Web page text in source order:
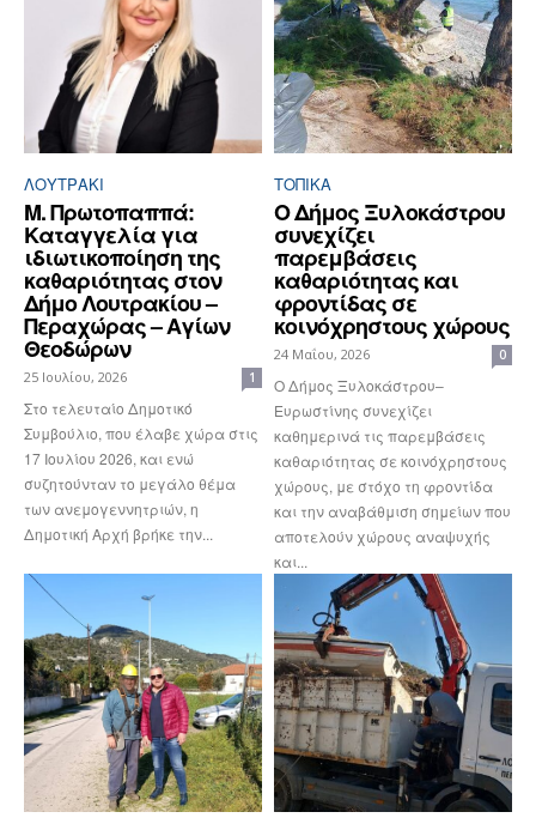
ΛΟΥΤΡΆΚΙ
Μ. Πρωτοπαππά:
Καταγγελία για
ιδιωτικοποίηση της
καθαριότητας στον
Δήμο Λουτρακίου –
Περαχώρας – Αγίων
Θεοδώρων
25 Ιουλίου, 2026 1
Στο τελευταίο Δημοτικό
Συμβούλιο, που έλαβε χώρα στις
17 Ιουλίου 2026, και ενώ
συζητούνταν το μεγάλο θέμα
των ανεμογεννητριών, η
Δημοτική Αρχή βρήκε την...
ΤΟΠΙΚΑ
Ο Δήμος Ξυλοκάστρου
συνεχίζει
παρεμβάσεις
καθαριότητας και
φροντίδας σε
κοινόχρηστους χώρους
24 Μαΐου, 2026 0
Ο Δήμος Ξυλοκάστρου–
Ευρωστίνης συνεχίζει
καθημερινά τις παρεμβάσεις
καθαριότητας σε κοινόχρηστους
χώρους, με στόχο τη φροντίδα
και την αναβάθμιση σημείων που
αποτελούν χώρους αναψυχής
και...